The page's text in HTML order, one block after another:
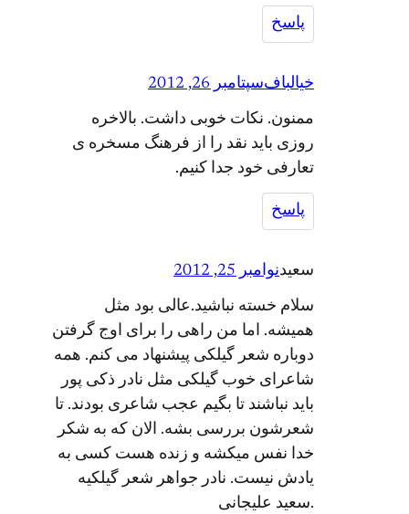
پاسخ
خیالبافسپتامبر 26, 2012
ممنون. نکات خوبی داشت. بالاخره
روزی باید نقد را از فرهنگ مسخره ی
تعارفی خود جدا کنیم.
پاسخ
سعیدنوامبر 25, 2012
سلام خسته نباشید.عالی بود مثل
همیشه. اما من راهی را برای اوج گرفتن
دوباره شعر گیلکی پیشنهاد می کنم. همه
شاعرای خوب گیلکی مثل نادر ذکی پور
باید نباشند تا بگیم عجب شاعری بودند. تا
شعرشون بررسی بشه. الان که به شکر
خدا نفس میکشه و زنده هست کسی به
یادش نیست. نادر جواهر شعر گیلکیه
.سعید علیجانی